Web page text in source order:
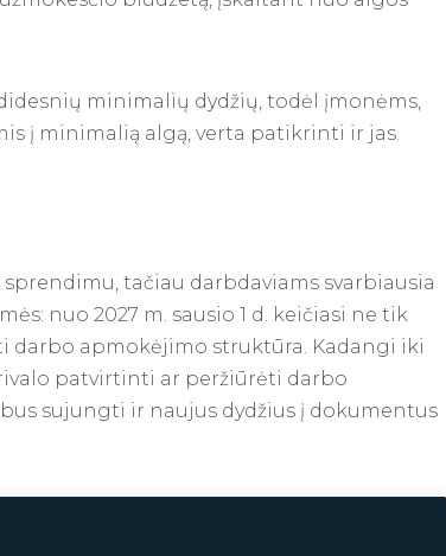
minimalių dydžių, todėl įmonėms,
į minimalią algą, verta patikrinti ir jas.
tačiau darbdaviams svarbiausia
nuo 2027 m. sausio 1 d. keičiasi ne tik
darbo apmokėjimo struktūra. Kadangi iki
patvirtinti ar peržiūrėti darbo
sujungti ir naujus dydžius į dokumentus